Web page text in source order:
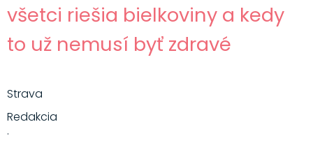
všetci riešia bielkoviny a kedy
to už nemusí byť zdravé
Strava
Redakcia
·